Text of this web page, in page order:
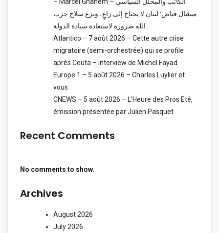
ميشال فياض: لبنان لا يحتاج إلى راعٍ، ونزع سلاح حزب
Atlantico – 7 août 2026 – Cette autre crise
migratoire (semi-orchestrée) qui se profile
après Ceuta – interview de Michel Fayad
Europe 1 – 5 août 2026 – Charles Luylier et
vous
CNEWS – 5 août 2026 – L’Heure des Pros Eté,
émission présentée par Julien Pasquet
Recent Comments
No comments to show.
Archives
August 2026
July 2026